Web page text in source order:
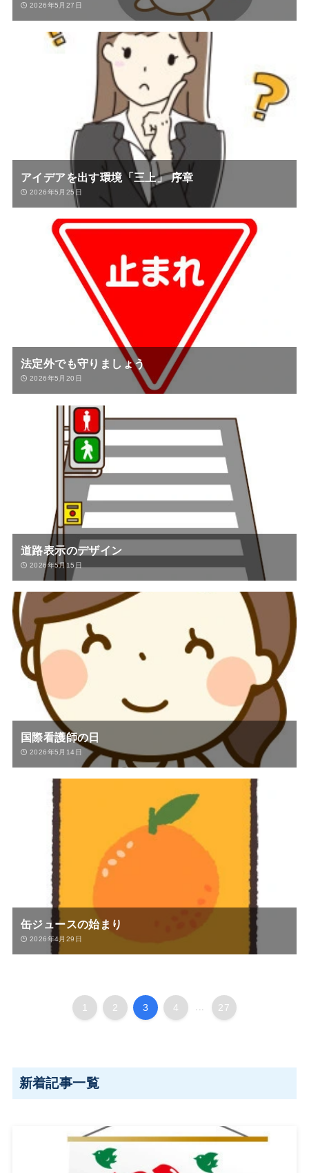
2026年5月27日
アイデアを出す環境「三上」 序章
2026年5月25日
法定外でも守りましょう
2026年5月20日
道路表示のデザイン
2026年5月15日
国際看護師の日
2026年5月14日
缶ジュースの始まり
2026年4月29日
1 2 3 4 ... 27
新着記事一覧